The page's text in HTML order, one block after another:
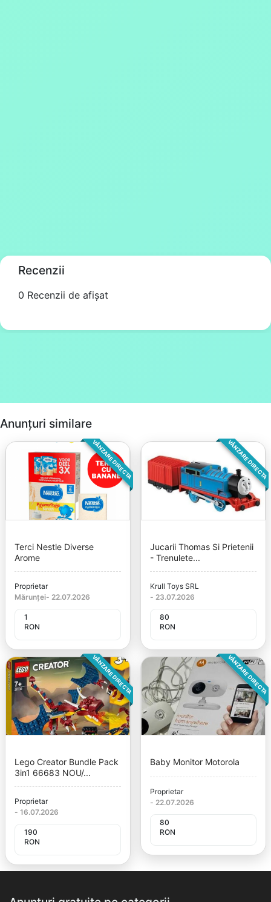
Recenzii
0 Recenzii de afișat
Anunțuri similare
VÂNZARE DIRECTA
Terci Nestle Diverse
Arome
Proprietar
Mărunței- 22.07.2026
1
RON
VÂNZARE DIRECTA
Jucarii Thomas Si Prietenii
- Trenulete...
Krull Toys SRL
- 23.07.2026
80
RON
VÂNZARE DIRECTA
Lego Creator Bundle Pack
3in1 66683 NOU/...
Proprietar
- 16.07.2026
190
RON
VÂNZARE DIRECTA
Baby Monitor Motorola
Proprietar
- 22.07.2026
80
RON